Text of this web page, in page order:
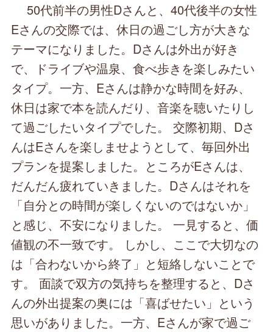
50代前半の男性Dさんと、40代後半の女性
Eさんの交際では、休日の過ごし方が大きな
テーマになりました。Dさんは外出が好き
で、ドライブや温泉、食べ歩きを楽しみたい
タイプ。一方、Eさんは静かな時間を好み、
休日は家で本を読んだり、音楽を聴いたりし
て過ごしたいタイプでした。 交際初期、Dさ
んはEさんを楽しませようとして、毎回外出
プランを提案しました。ところがEさんは、
だんだん疲れていきました。Dさんはそれを
「自分との時間が楽しくないのではないか」
と感じ、不安になりました。 一見すると、価
値観の不一致です。 しかし、ここで大切なの
は「合わないから終了」と短絡しないことで
す。 面談で双方の気持ちを整理すると、Dさ
んの外出提案の奥には「喜ばせたい」という
思いがありました。一方、Eさんが家で過ご